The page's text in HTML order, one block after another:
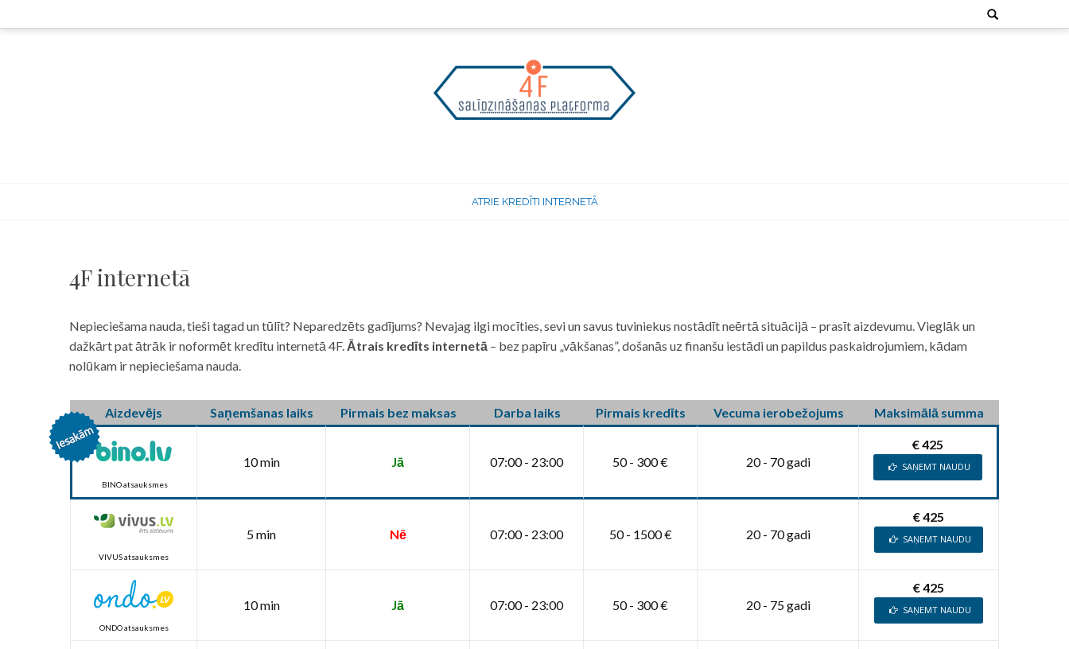
to
Search
for:
ATRIE KREDĪTI INTERNETĀ
4F internetā
Nepieciešama nauda, tieši tagad un tūlīt? Neparedzēts gadījums? Nevajag ilgi mocīties, sevi un savus tuviniekus nostādīt neērtā situācijā – prasīt aizdevumu. Vieglāk un
dažkārt pat ātrāk ir noformēt kredītu internetā 4F. Ātrais kredīts internetā – bez papīru „vākšanas”, došanās uz finanšu iestādi un papildus paskaidrojumiem, kādam
nolūkam ir nepieciešama nauda.
Aizdevējs Saņemšanas laiks Pirmais bez maksas Darba laiks Pirmais kredīts Vecuma ierobežojums Maksimālā summa
BINO atsauksmes
10 min Jā 07:00 - 23:00 50 - 300 € 20 - 70 gadi
€ 425
SAŅEMT NAUDU
VIVUS atsauksmes
5 min Nē 07:00 - 23:00 50 - 1500 € 20 - 70 gadi
€ 425
SAŅEMT NAUDU
ONDO atsauksmes
10 min Jā 07:00 - 23:00 50 - 300 € 20 - 75 gadi
€ 425
SAŅEMT NAUDU